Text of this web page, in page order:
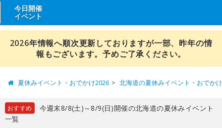
今日開催
イベント
2026年情報へ順次更新しておりますが一部、昨年の情
報もございます。予めご了承ください。
夏休みイベント・おでかけ2026 北海道の夏休みイベント・おでか
おすすめ
今週末8/8(土)～8/9(日)開催の北海道の夏休みイベント
一覧